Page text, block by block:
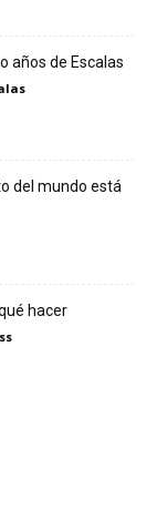
años de Escalas
del mundo está
hacer